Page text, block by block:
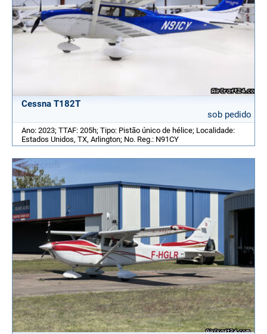
Cessna T182T
sob pedido
Ano: 2023; TTAF: 205h; Tipo: Pistão único de hélice; Localidade:
Estados Unidos, TX, Arlington; No. Reg.: N91CY